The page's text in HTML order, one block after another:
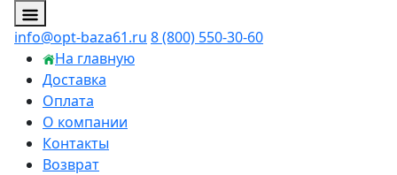
info@opt-baza61.ru 8 (800) 550-30-60
На главную
Доставка
Оплата
О компании
Контакты
Возврат